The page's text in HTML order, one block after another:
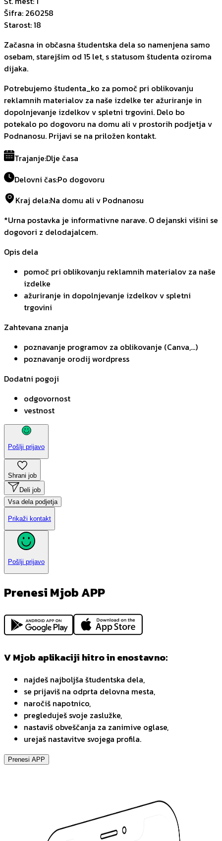
Šifra: 260258
Starost:18
Začasna in občasna študentska dela so namenjena samo
osebam, starejšim od 15 let, s statusom študenta oziroma
dijaka.
Potrebujemo študenta_ko za pomoč pri oblikovanju
reklamnih materialov za naše izdelke ter ažuriranje in
dopolnjevanje izdelkov v spletni trgovini. Delo bo
potekalo po dogovoru na domu ali v prostorih podjetja v
Podnanosu. Prijavi se na priložen kontakt.
Trajanje:Dlje časa
Delovni čas:Po dogovoru
Kraj dela:Na domu ali v Podnanosu
*Urna postavka je informativne narave. O dejanski višini se
dogovori z delodajalcem.
Opis dela
pomoč pri oblikovanju reklamnih materialov za naše
izdelke
ažuriranje in dopolnjevanje izdelkov v spletni
trgovini
Zahtevana znanja
poznavanje programov za oblikovanje (Canva,...)
poznavanje orodij wordpress
Dodatni pogoji
odgovornost
vestnost
Pošlji prijavo
Shrani job
Deli job
Vsa dela podjetja
Prikaži kontakt
Pošlji prijavo
Prenesi Mjob APP
V Mjob aplikaciji hitro in enostavno:
najdeš najboljša študentska dela,
se prijaviš na odprta delovna mesta,
naročiš napotnico,
pregleduješ svoje zaslužke,
nastaviš obveščanja za zanimive oglase,
urejaš nastavitve svojega profila.
Prenesi APP